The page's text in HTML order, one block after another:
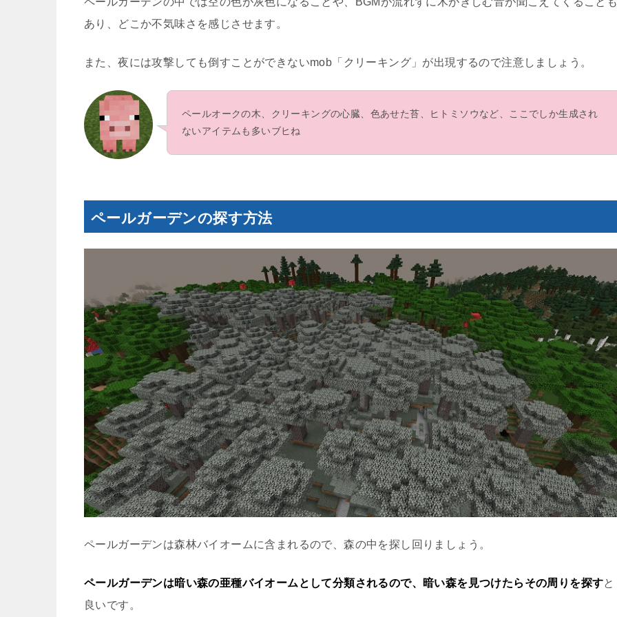
あり、どこか不気味さを感じさせます。
また、夜には攻撃しても倒すことができないmob「クリーキング」が出現するので注意しましょう。
ペールオークの木、クリーキングの心臓、色あせた苔、ヒトミソウなど、ここでしか生成され
ないアイテムも多いブヒね
ペールガーデンの探す方法
ペールガーデンは森林バイオームに含まれるので、森の中を探し回りましょう。
ペールガーデンは暗い森の亜種バイオームとして分類されるので、暗い森を見つけたらその周りを探すと
良いです。